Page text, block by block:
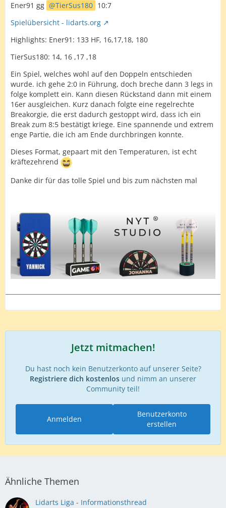
Ener91 gg
TierSus180 10:7
Spielübersicht - lidarts.org
Highlights: Ener91: 133 HF, 16,17,18, 180
TierSus180: 14, 16 ,17 ,18
Ein Spiel, welches wohl auf den Doppeln entschieden
wurde. ich gehe 2:0 in Führung, doch breche dann 3 legs in
folge komplett ein. Kann diesen Rückstand dann mit einem
16er ausgleichen. Kurz danach folgte eine regelrechte
Breakorgie, die erst dadurch gestoppt wird, dass ich ein
Break zum 8:5 bestätigt kriege. Eine spannende und extrem
enge Partie, die ich am Ende durchbringen konnte.
Dieses Format, gepaart mit den Temperaturen, ist echt
kräftezehrend
Danke dir für das tolle Spiel und bis zum nächsten mal
Jetzt mitmachen!
Du hast noch kein Benutzerkonto auf unserer Seite?
Registriere dich kostenlos und nimm an unserer
Community teil!
Benutzerkonto
erstellen
Anmelden
Ähnliche Themen
Lidarts Liga - Informationsthread